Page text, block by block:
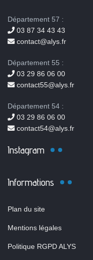
Département 57 :
03 87 34 43 43
contact@alys.fr
Département 55 :
03 29 86 06 00
contact55@alys.fr
Département 54 :
03 29 86 06 00
contact54@alys.fr
Instagram
Informations
Plan du site
Mentions légales
Politique RGPD ALYS